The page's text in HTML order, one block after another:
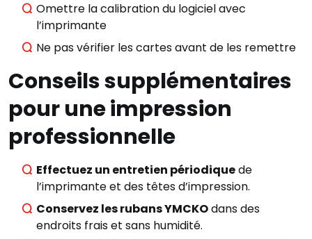
pour voir les résultats.
Omettre la calibration du logiciel avec
l’imprimante
Ne pas vérifier les cartes avant de les remettre
Conseils supplémentaires
pour une impression
professionnelle
Effectuez un entretien périodiquede
l’imprimante et des têtes d’impression.
Conservez les rubans YMCKOdans des
endroits frais et sans humidité.